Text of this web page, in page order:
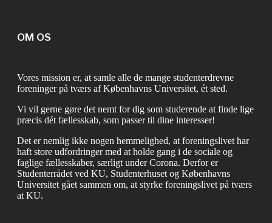
OM OS
Vores mission er, at samle alle de mange studenterdrevne
foreninger på tværs af Københavns Universitet, ét sted.
Vi vil gerne gøre det nemt for dig som studerende at finde lige
præcis dét fællesskab, som passer til dine interesser!
Det er nemlig ikke nogen hemmelighed, at foreningslivet har
haft store udfordringer med at holde gang i de sociale og
faglige fællesskaber, særligt under Corona. Derfor er
Studenterrådet ved KU, Studenterhuset og Københavns
Universitet gået sammen om, at styrke foreningslivet på tværs
at KU.